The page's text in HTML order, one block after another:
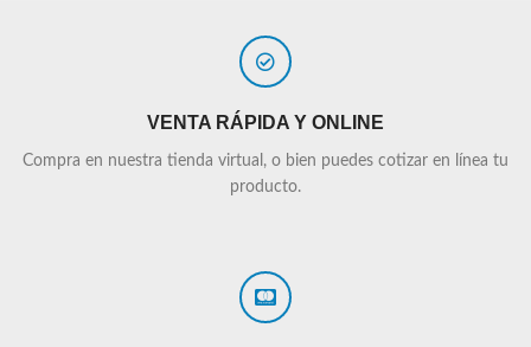
VENTA RÁPIDA Y ONLINE
Compra en nuestra tienda virtual, o bien puedes cotizar en línea tu
producto.